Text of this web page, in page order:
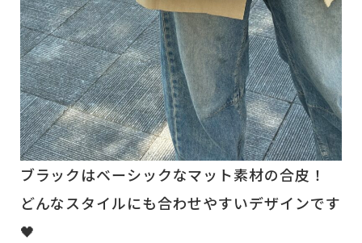
ブラックはベーシックなマット素材の合皮！
どんなスタイルにも合わせやすいデザインです
🖤